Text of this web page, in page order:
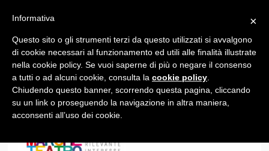
1
×
Informativa
Questo sito o gli strumenti terzi da questo utilizzati si avvalgono
di cookie necessari al funzionamento ed utili alle finalità illustrate
nella cookie policy. Se vuoi saperne di più o negare il consenso
a tutti o ad alcuni cookie, consulta la cookie policy
Chiudendo questo banner, scorrendo questa pagina, cliccando
su un link o proseguendo la navigazione in altra maniera,
acconsenti all’uso dei cookie.